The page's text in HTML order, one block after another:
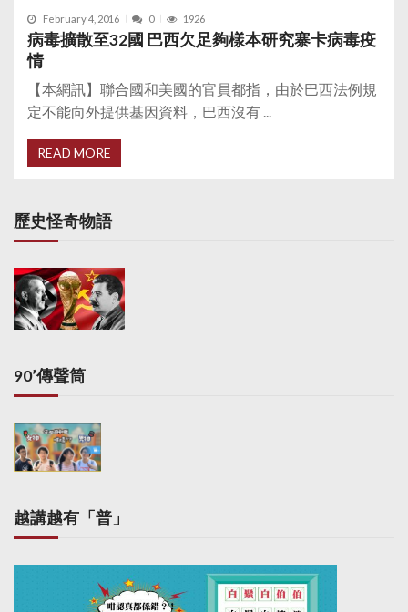
February 4, 2016 0 1926
病毒擴散至32國 巴西欠足夠樣本研究寨卡病毒疫
情
【本網訊】聯合國和美國的官員都指，由於巴西法例規
定不能向外提供基因資料，巴西沒有 ...
READ MORE
歷史怪奇物語
90’傳聲筒
越講越有「普」